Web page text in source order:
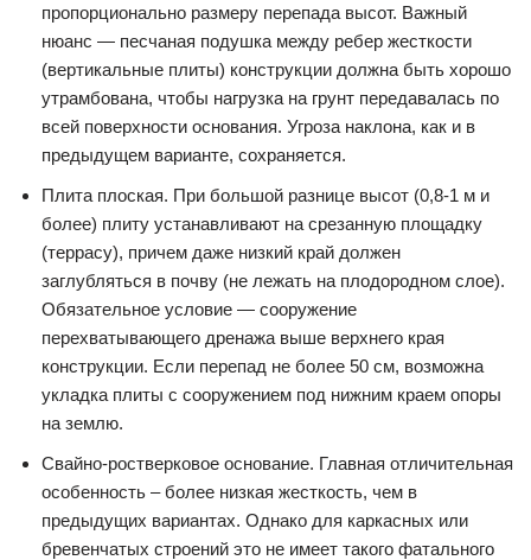
пропорционально размеру перепада высот. Важный
нюанс — песчаная подушка между ребер жесткости
(вертикальные плиты) конструкции должна быть хорошо
утрамбована, чтобы нагрузка на грунт передавалась по
всей поверхности основания. Угроза наклона, как и в
предыдущем варианте, сохраняется.
Плита плоская. При большой разнице высот (0,8-1 м и
более) плиту устанавливают на срезанную площадку
(террасу), причем даже низкий край должен
заглубляться в почву (не лежать на плодородном слое).
Обязательное условие — сооружение
перехватывающего дренажа выше верхнего края
конструкции. Если перепад не более 50 см, возможна
укладка плиты с сооружением под нижним краем опоры
на землю.
Свайно-ростверковое основание. Главная отличительная
особенность – более низкая жесткость, чем в
предыдущих вариантах. Однако для каркасных или
бревенчатых строений это не имеет такого фатального